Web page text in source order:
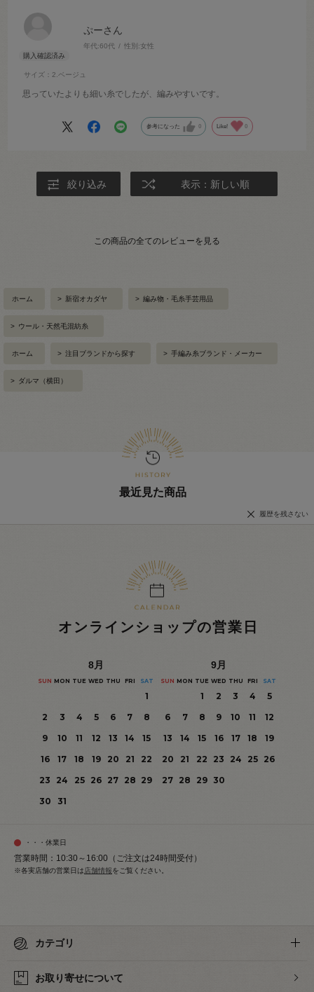
ぷーさん
年代:60代 性別:女性
サイズ：2.ベージュ
思っていたよりも細い糸でしたが、編みやすいです。
参考になった 0 Like! 0
絞り込み 表示：新しい順
この商品の全てのレビューを見る
ホーム > 新宿オカダヤ > 編み物・毛糸手芸用品
> ウール・天然毛混紡糸
ホーム > 注目ブランドから探す > 手編み糸ブランド・メーカー
> ダルマ（横田）
最近見た商品
履歴を残さない
オンラインショップの営業日
8月
SUN MON TUE WED THU FRI SAT
1
2
3 4 5 6 7
8
9
10 11 12 13 14
15
16
17 18 19 20 21
22
23
24 25 26 27 28 29
30
31
9月
SUN MON TUE WED THU FRI SAT
1 2 3 4
5
6
7 8 9 10 11
12
13
14 15 16 17 18
19
20
21 22 23 24 25
26
27 28 29 30
・・・休業日
営業時間：10:30～16:00（ご注文は24時間受付）
※各実店舗の営業日は 店舗情報をご覧ください。
カテゴリ
お取り寄せについて